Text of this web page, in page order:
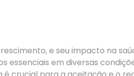
e seu impacto na
em diversas